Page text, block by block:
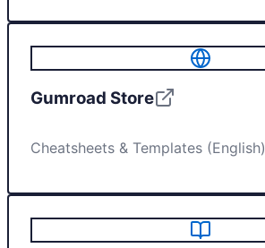
Gumroad Store
Cheatsheets & Templates (English)